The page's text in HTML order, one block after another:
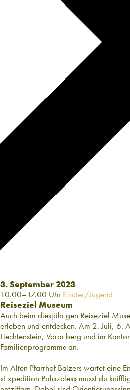
3. September 2023
10.00–17.00 Uhr Kinder/Jugend
Reiseziel Museum
Auch beim diesjährigen Reiseziel
erleben und entdecken. Am 2. Juli, 6.
Liechtenstein, Vorarlberg und im
Familienprogramme an.
Im Alten Pfarrhof Balzers wartet eine
«Expedition Palazoles» musst du